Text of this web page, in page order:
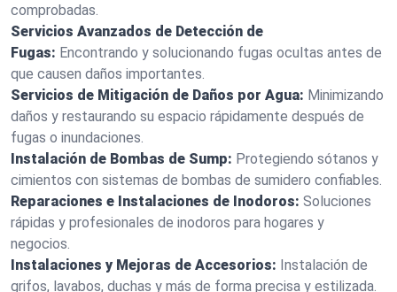
comprobadas.
Servicios Avanzados de Detección de
Fugas: Encontrando y solucionando fugas ocultas antes de
que causen daños importantes.
Servicios de Mitigación de Daños por Agua: Minimizando
daños y restaurando su espacio rápidamente después de
fugas o inundaciones.
Instalación de Bombas de Sump: Protegiendo sótanos y
cimientos con sistemas de bombas de sumidero confiables.
Reparaciones e Instalaciones de Inodoros: Soluciones
rápidas y profesionales de inodoros para hogares y
negocios.
Instalaciones y Mejoras de Accesorios: Instalación de
grifos, lavabos, duchas y más de forma precisa y estilizada.